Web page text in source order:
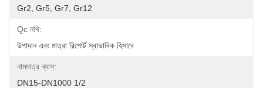
Gr2, Gr5, Gr7, Gr12
Qc নথি:
উপাদান এবং মাত্রা রিপোর্ট স্বাভাবিক হিসাবে
নামমাত্র ব্যাস:
DN15-DN1000 1/2